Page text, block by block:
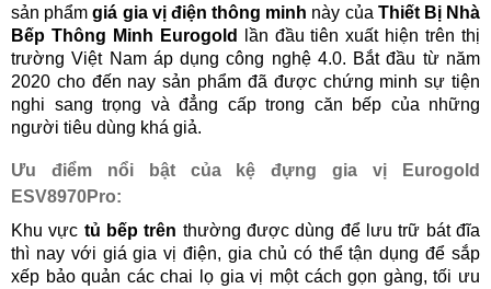
sản phẩmgiá gia vị điện thông minh này của Thiết Bị Nhà
Bếp Thông Minh Eurogold
lần đầu tiên xuất hiện trên thị
trường Việt Nam áp dụng công nghệ 4.0. Bắt đầu từ năm
2020 cho đến nay sản phẩm đã được chứng minh sự tiện
nghi sang trọng và đẳng cấp trong căn bếp của những
người tiêu dùng khá giả.
Ưu điểm nổi bật của kệ đựng gia vị Eurogold
ESV8970Pro:
Khu vực tủ bếp trên thường được dùng để lưu trữ bát đĩa
thì nay với giá gia vị điện, gia chủ có thể tận dụng để sắp
xếp bảo quản các chai lọ gia vị một cách gọn gàng, tối ưu